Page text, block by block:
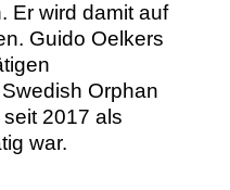
Er wird damit auf
Guido Oelkers
Orphan
2017 als
war.